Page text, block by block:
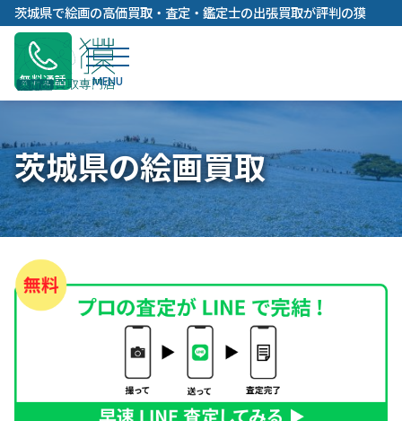
内
容
キ
ッ
茨城県で絵画の高価買取・査定・鑑定士の出張買取が評判の獏
無料通話
茨城県の絵画買取